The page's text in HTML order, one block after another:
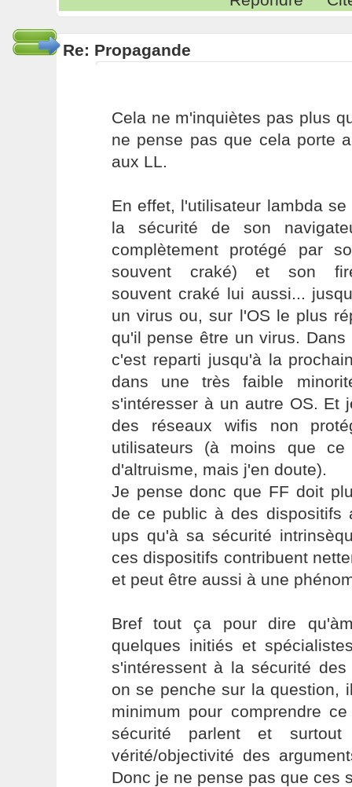
Re: Propagande
Cela ne m'inquiètes pas plus
ne pense pas que cela porte
aux LL.
En effet, l'utilisateur lambda
la sécurité de son
complètement protégé par
souvent craké) et son
souvent craké lui aussi...
un virus ou, sur l'OS le plus
qu'il pense être un virus.
c'est reparti jusqu'à la
dans une très faible
s'intéresser à un autre OS. Et
des réseaux wifis non
utilisateurs (à moins que
d'altruisme, mais j'en doute).
Je pense donc que FF doit
de ce public à des dispositifs
ups qu'à sa sécurité
ces dispositifs contribuent
et peut être aussi à une
Bref tout ça pour dire
quelques initiés et
s'intéressent à la sécurité
on se penche sur la question,
minimum pour comprendre
sécurité parlent et
vérité/objectivité des
Donc je ne pense pas que ces